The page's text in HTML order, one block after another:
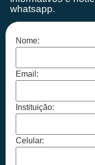
whatsapp.
Nome:
Email:
Instituição:
Celular: